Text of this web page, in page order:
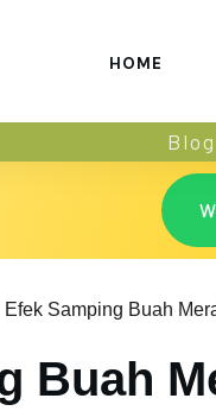
HOME
Buah